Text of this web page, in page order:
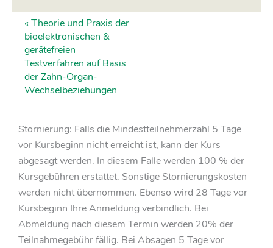
«Theorie und Praxis der
bioelektronischen &
gerätefreien
Testverfahren auf Basis
der Zahn-Organ-
Wechselbeziehungen
Stornierung: Falls die Mindestteilnehmerzahl 5 Tage
vor Kursbeginn nicht erreicht ist, kann der Kurs
abgesagt werden. In diesem Falle werden 100 % der
Kursgebühren erstattet. Sonstige Stornierungskosten
werden nicht übernommen. Ebenso wird 28 Tage vor
Kursbeginn Ihre Anmeldung verbindlich. Bei
Abmeldung nach diesem Termin werden 20% der
Teilnahmegebühr fällig. Bei Absagen 5 Tage vor